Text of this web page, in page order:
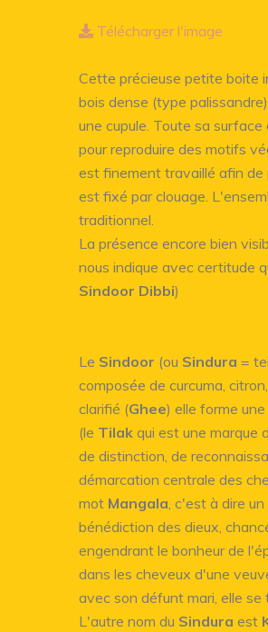
Télécharger l'image
Cette précieuse petite boite
bois dense (type
une cupule. Toute sa
pour reproduire des motifs
est finement travaillé afin de
est fixé par clouage.
traditionnel.
La présence encore bien
nous indique avec certitude
Sindoor Dibbi)
Le Sindoor (ou Sindura =
composée de curcuma,
clarifié (Ghee) elle forme
(le Tilak qui est une marque
de distinction, de
démarcation centrale des
mot Mangala , c'est à dire
bénédiction des dieux,
engendrant le bonheur de
dans les cheveux d'une
avec son défunt mari, elle
L'autre nom du Sindura est